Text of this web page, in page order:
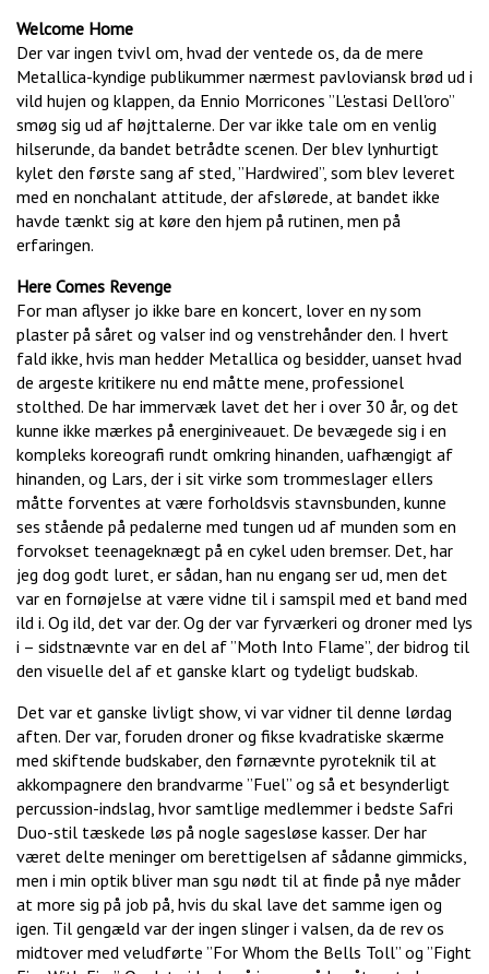
Welcome Home
Der var ingen tvivl om, hvad der ventede os, da de mere
Metallica-kyndige publikummer nærmest pavloviansk brød ud i
vild hujen og klappen, da Ennio Morricones ”L'estasi Dell'oro”
smøg sig ud af højttalerne. Der var ikke tale om en venlig
hilserunde, da bandet betrådte scenen. Der blev lynhurtigt
kylet den første sang af sted, ”Hardwired”, som blev leveret
med en nonchalant attitude, der afslørede, at bandet ikke
havde tænkt sig at køre den hjem på rutinen, men på
erfaringen.
Here Comes Revenge
For man aflyser jo ikke bare en koncert, lover en ny som
plaster på såret og valser ind og venstrehånder den. I hvert
fald ikke, hvis man hedder Metallica og besidder, uanset hvad
de argeste kritikere nu end måtte mene, professionel
stolthed. De har immervæk lavet det her i over 30 år, og det
kunne ikke mærkes på energiniveauet. De bevægede sig i en
kompleks koreografi rundt omkring hinanden, uafhængigt af
hinanden, og Lars, der i sit virke som trommeslager ellers
måtte forventes at være forholdsvis stavnsbunden, kunne
ses stående på pedalerne med tungen ud af munden som en
forvokset teenageknægt på en cykel uden bremser. Det, har
jeg dog godt luret, er sådan, han nu engang ser ud, men det
var en fornøjelse at være vidne til i samspil med et band med
ild i. Og ild, det var der. Og der var fyrværkeri og droner med lys
i – sidstnævnte var en del af ”Moth Into Flame”, der bidrog til
den visuelle del af et ganske klart og tydeligt budskab.
Det var et ganske livligt show, vi var vidner til denne lørdag
aften. Der var, foruden droner og fikse kvadratiske skærme
med skiftende budskaber, den førnævnte pyroteknik til at
akkompagnere den brandvarme ”Fuel” og så et besynderligt
percussion-indslag, hvor samtlige medlemmer i bedste Safri
Duo-stil tæskede løs på nogle sagesløse kasser. Der har
været delte meninger om berettigelsen af sådanne gimmicks,
men i min optik bliver man sgu nødt til at finde på nye måder
at more sig på job på, hvis du skal lave det samme igen og
igen. Til gengæld var der ingen slinger i valsen, da de rev os
midtover med veludførte ”For Whom the Bells Toll” og ”Fight